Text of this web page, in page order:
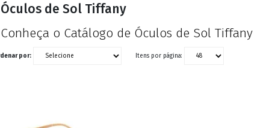
COLEÇÃO
Óculos de Sol Tiffany
Conheça o Catálogo de Óculos de Sol Tiffany
por: Itens por página: